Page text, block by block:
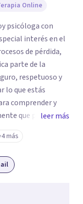
Online
psicóloga con
interés en el
de pérdida,
parte de la
respetuoso y
lo que estás
comprender y
que pedir ayuda
respuestas, sino
a construir nuevas
generando
leer más
más